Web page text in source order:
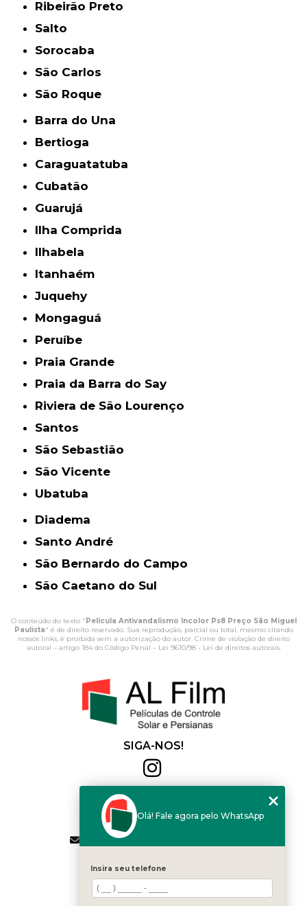
Ribeirão Preto
Salto
Sorocaba
São Carlos
São Roque
Barra do Una
Bertioga
Caraguatatuba
Cubatão
Guarujá
Ilha Comprida
Ilhabela
Itanhaém
Juquehy
Mongaguá
Peruíbe
Praia Grande
Praia da Barra do Say
Riviera de São Lourenço
Santos
São Sebastião
São Vicente
Ubatuba
Diadema
Santo André
São Bernardo do Campo
São Caetano do Sul
O conteúdo do texto " Película Antivandalismo Incolor Ps8 Preço São Miguel
Paulista" é de direito reservado. Sua reprodução, parcial ou total, mesmo citando
nossos links, é proibida sem a autorização do autor. Crime de violação de direito
autoral – artigo 184 do Código Penal – Lei 9610/98 - Lei de direitos autorais.
SIGA-NOS!
(11) 2564-4684
(11) 94168-2041
contato.vendas@alfilm.com.br
MENU
HOME
QUEM SOMOS
Olá! Fale agora pelo WhatsApp
Insira seu telefone